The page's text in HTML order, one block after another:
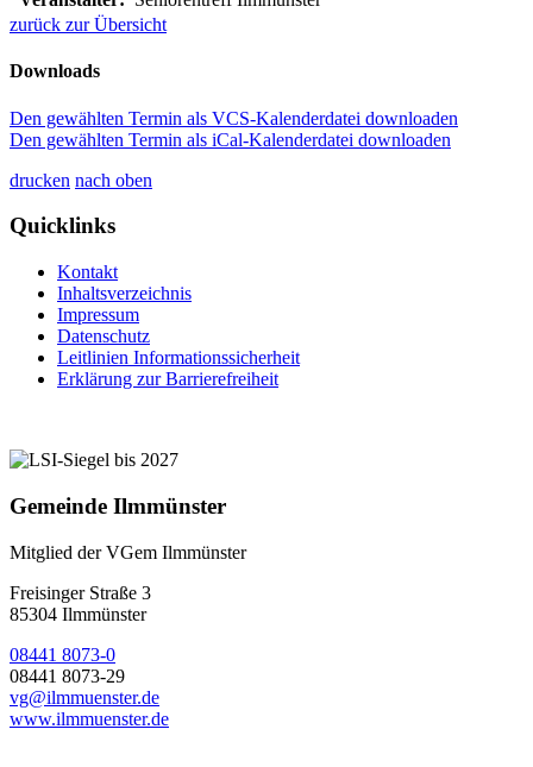
zurück zur Übersicht
Downloads
Den gewählten Termin als VCS-Kalenderdatei downloaden
Den gewählten Termin als iCal-Kalenderdatei downloaden
drucken nach oben
Quicklinks
Kontakt
Inhaltsverzeichnis
Impressum
Datenschutz
Leitlinien Informationssicherheit
Erklärung zur Barrierefreiheit
Gemeinde Ilmmünster
Mitglied der VGem Ilmmünster
Freisinger Straße 3
85304 Ilmmünster
08441 8073-0
08441 8073-29
vg@ilmmuenster.de
www.ilmmuenster.de